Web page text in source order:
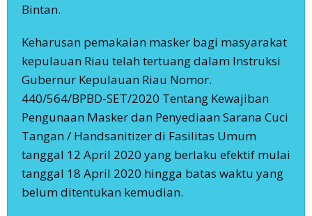
Bintan.
Keharusan pemakaian masker bagi masyarakat
kepulauan Riau telah tertuang dalam Instruksi
Gubernur Kepulauan Riau Nomor.
440/564/BPBD-SET/2020 Tentang Kewajiban
Pengunaan Masker dan Penyediaan Sarana Cuci
Tangan / Handsanitizer di Fasilitas Umum
tanggal 12 April 2020 yang berlaku efektif mulai
tanggal 18 April 2020 hingga batas waktu yang
belum ditentukan kemudian.